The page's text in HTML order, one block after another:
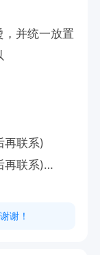
并统一放置
再联系)
再联系)
联系)
谢！